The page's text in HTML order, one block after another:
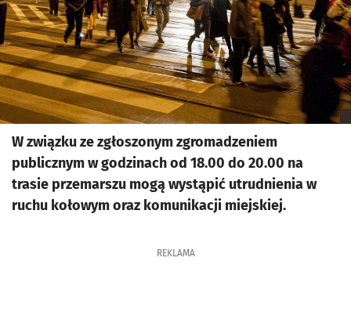
W związku ze zgłoszonym zgromadzeniem
publicznym w godzinach od 18.00 do 20.00 na
trasie przemarszu mogą wystąpić utrudnienia w
ruchu kołowym oraz komunikacji miejskiej.
REKLAMA